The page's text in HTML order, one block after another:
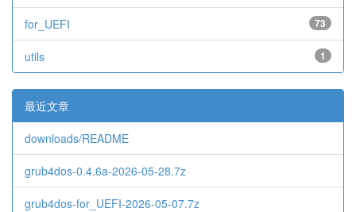
73
for_UEFI
1
utils
最近文章
downloads/README
grub4dos-0.4.6a-2026-05-28.7z
grub4dos-for_UEFI-2026-05-07.7z